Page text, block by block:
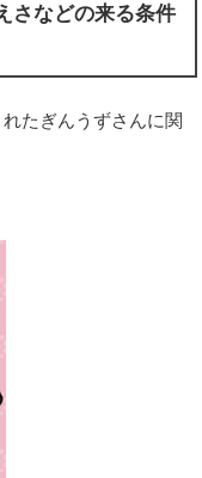
さなどの来る条件
たぎんうずさんに関